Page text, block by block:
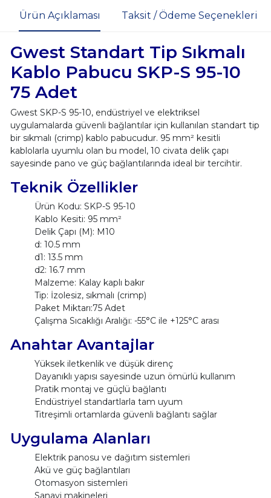
Ürün Açıklaması Taksit / Ödeme Seçenekleri
Gwest Standart Tip Sıkmalı
Kablo Pabucu SKP-S 95-10
75 Adet
Gwest SKP-S 95-10, endüstriyel ve elektriksel
uygulamalarda güvenli bağlantılar için kullanılan standart tip
bir sıkmalı (crimp) kablo pabucudur. 95 mm² kesitli
kablolarla uyumlu olan bu model, 10 civata delik çapı
sayesinde pano ve güç bağlantılarında ideal bir tercihtir.
Teknik Özellikler
Ürün Kodu: SKP-S 95-10
Kablo Kesiti: 95 mm²
Delik Çapı (M): M10
d: 10.5 mm
d1: 13.5 mm
d2: 16.7 mm
Malzeme: Kalay kaplı bakır
Tip: İzolesiz, sıkmalı (crimp)
Paket Miktarı:75 Adet
Çalışma Sıcaklığı Aralığı: -55°C ile +125°C arası
Anahtar Avantajlar
Yüksek iletkenlik ve düşük direnç
Dayanıklı yapısı sayesinde uzun ömürlü kullanım
Pratik montaj ve güçlü bağlantı
Endüstriyel standartlarla tam uyum
Titreşimli ortamlarda güvenli bağlantı sağlar
Uygulama Alanları
Elektrik panosu ve dağıtım sistemleri
Akü ve güç bağlantıları
Otomasyon sistemleri
Sanayi makineleri